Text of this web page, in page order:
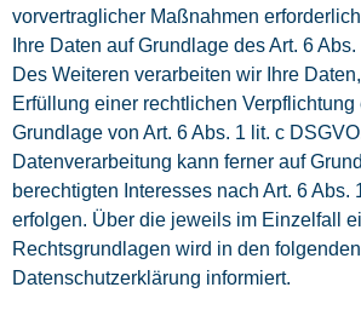
vorvertraglicher Maßnahmen
Ihre Daten auf Grundlage des Art. 6
Des Weiteren verarbeiten wir Ihre
Erfüllung einer rechtlichen
Grundlage von Art. 6 Abs. 1 lit. c
Datenverarbeitung kann ferner auf
berechtigten Interesses nach Art. 6 Abs.
erfolgen. Über die jeweils im Einzelfall
Rechtsgrundlagen wird in den
Datenschutzerklärung informiert.